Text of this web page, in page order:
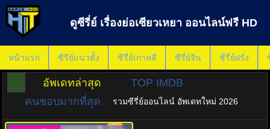
ดูซีรี่ย์ เรื่องย่อเซียวเหยา ออนไลน์ฟรี HD
หน้าแรก ซีรีย์แนวตั้ง ซีรี่ย์เกาหลี ซีรี่ย์จีน ซีรี่ย์ฝรั่ง
อัพเดทล่าสุด
TOP IMDB
คนชอบมากที่สุด
รวมซีรี่ย์ออนไลน์ อัพเดทใหม่ 2026